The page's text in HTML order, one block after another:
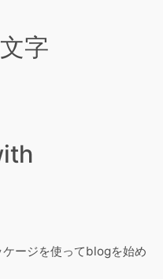
字
ージを使ってblogを始め